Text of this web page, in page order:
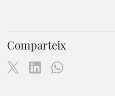
Comparteix